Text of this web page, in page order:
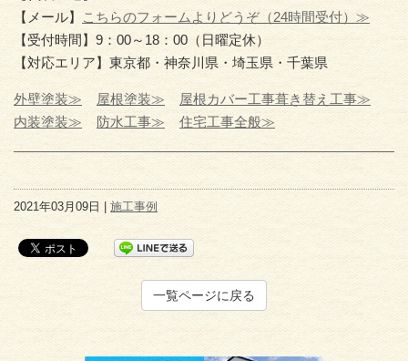
【メール】
こちらのフォームよりどうぞ（24時間受付）≫
【受付時間】9：00～18：00（日曜定休）
【対応エリア】東京都・神奈川県・埼玉県・千葉県
外壁塗装≫ 屋根塗装≫
屋根カバー工事葺き替え工事≫
内装塗装≫
防水工事≫ 住宅工事全般≫
2021年03月09日 | 施工事例
一覧ページに戻る